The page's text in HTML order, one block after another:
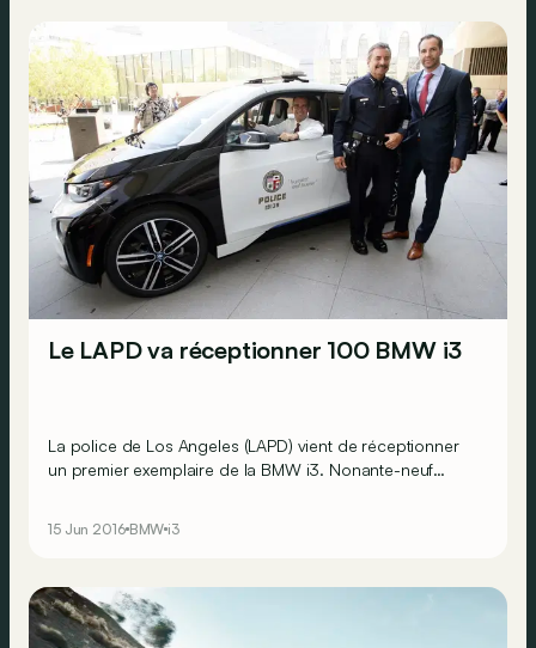
Le LAPD va réceptionner 100 BMW i3
La police de Los Angeles (LAPD) vient de réceptionner
un premier exemplaire de la BMW i3. Nonante-neuf
15 Jun 2016 BMW i3